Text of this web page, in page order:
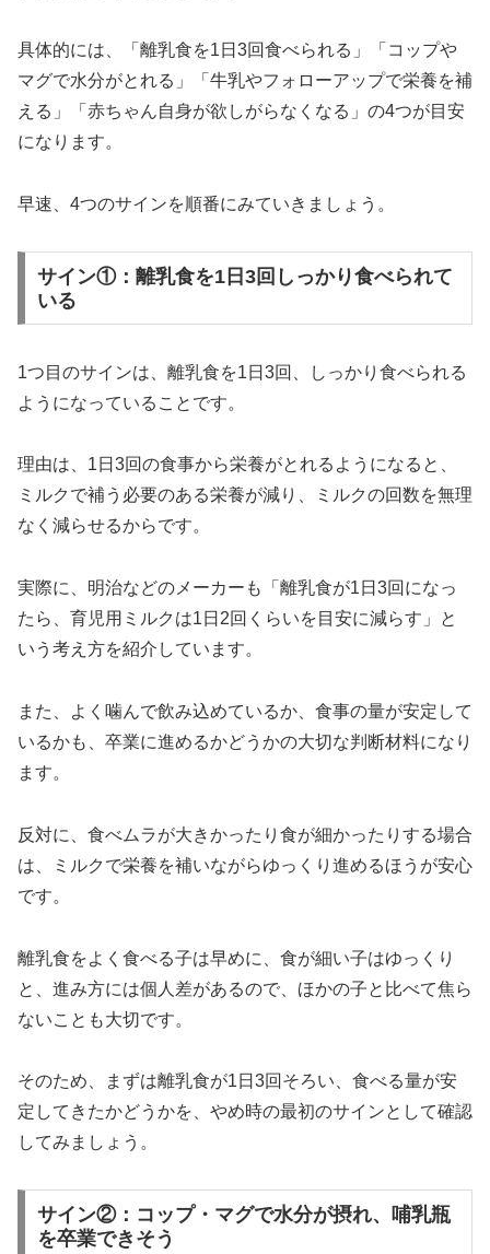
具体的には、「離乳食を1日3回食べられる」「コップや
マグで水分がとれる」「牛乳やフォローアップで栄養を補
える」「赤ちゃん自身が欲しがらなくなる」の4つが目安
になります。
早速、4つのサインを順番にみていきましょう。
サイン①：離乳食を1日3回しっかり食べられて
いる
1つ目のサインは、離乳食を1日3回、しっかり食べられる
ようになっていることです。
理由は、1日3回の食事から栄養がとれるようになると、
ミルクで補う必要のある栄養が減り、ミルクの回数を無理
なく減らせるからです。
実際に、明治などのメーカーも「離乳食が1日3回になっ
たら、育児用ミルクは1日2回くらいを目安に減らす」と
いう考え方を紹介しています。
また、よく噛んで飲み込めているか、食事の量が安定して
いるかも、卒業に進めるかどうかの大切な判断材料になり
ます。
反対に、食べムラが大きかったり食が細かったりする場合
は、ミルクで栄養を補いながらゆっくり進めるほうが安心
です。
離乳食をよく食べる子は早めに、食が細い子はゆっくり
と、進み方には個人差があるので、ほかの子と比べて焦ら
ないことも大切です。
そのため、まずは離乳食が1日3回そろい、食べる量が安
定してきたかどうかを、やめ時の最初のサインとして確認
してみましょう。
サイン②：コップ・マグで水分が摂れ、哺乳瓶
を卒業できそう